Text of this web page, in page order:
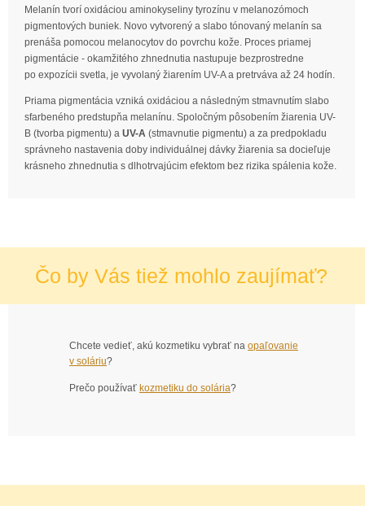
Melanín tvorí oxidáciou aminokyseliny tyrozínu v melanozómoch
pigmentových buniek. Novo vytvorený a slabo tónovaný melanín sa
prenáša pomocou melanocytov do povrchu kože. Proces priamej
pigmentácie - okamžitého zhnednutia nastupuje bezprostredne
po expozícii svetla, je vyvolaný žiarením UV-A a pretrváva až 24 hodín.
Priama pigmentácia vzniká oxidáciou a následným stmavnutím slabo
sfarbeného predstupňa melanínu. Spoločným pôsobením žiarenia UV-
B (tvorba pigmentu) a UV-A (stmavnutie pigmentu) a za predpokladu
správneho nastavenia doby individuálnej dávky žiarenia sa docieľuje
krásneho zhnednutia s dlhotrvajúcim efektom bez rizika spálenia kože.
Čo by Vás tiež mohlo zaujímať?
Chcete vedieť, akú kozmetiku vybrať na opaľovanie
v soláriu?
Prečo používať kozmetiku do solária?